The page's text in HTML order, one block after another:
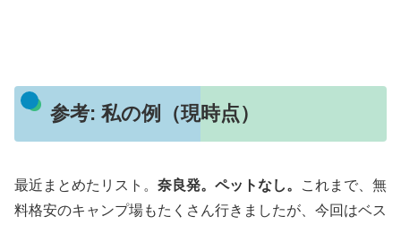
参考: 私の例（現時点）
最近まとめたリスト。 奈良発。ペットなし。
これまで、無
料格安のキャンプ場もたくさん行きましたが、今回はベス